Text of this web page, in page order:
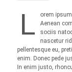
L
orem
Aenean
sociis
nascetur
pellentesque eu,
enim. Donec pede
In enim justo,